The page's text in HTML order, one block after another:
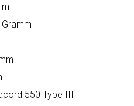
550 Type III